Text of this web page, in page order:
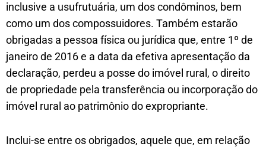
inclusive a usufrutuária, um dos condôminos, bem
como um dos compossuidores. Também estarão
obrigadas a pessoa física ou jurídica que, entre 1º de
janeiro de 2016 e a data da efetiva apresentação da
declaração, perdeu a posse do imóvel rural, o direito
de propriedade pela transferência ou incorporação do
imóvel rural ao patrimônio do expropriante.
Inclui-se entre os obrigados, aquele que, em relação